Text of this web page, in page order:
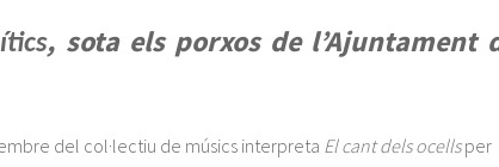
, sota els porxos de l’Ajuntament
del col·lectiu de músics interpreta El cant dels ocellsper